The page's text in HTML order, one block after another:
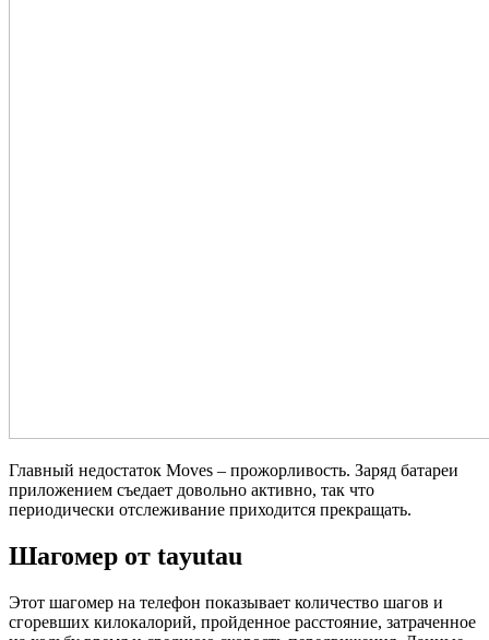
Главный недостаток Moves – прожорливость. Заряд батареи
приложением съедает довольно активно, так что
периодически отслеживание приходится прекращать.
Шагомер от tayutau
Этот шагомер на телефон показывает количество шагов и
сгоревших килокалорий, пройденное расстояние, затраченное